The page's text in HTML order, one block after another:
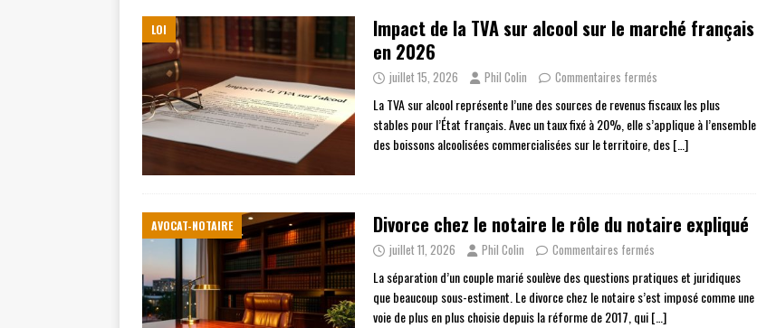
LOI
Impact de la TVA sur alcool sur le marché français
en 2026
juillet 15, 2026 Phil Colin Commentaires fermés
La TVA sur alcool représente l’une des sources de revenus fiscaux les plus
stables pour l’État français. Avec un taux fixé à 20%, elle s’applique à l’ensemble
des boissons alcoolisées commercialisées sur le territoire, des[…]
AVOCAT-NOTAIRE Divorce chez le notaire le rôle du notaire expliqué
juillet 11, 2026 Phil Colin Commentaires fermés
La séparation d’un couple marié soulève des questions pratiques et juridiques
que beaucoup sous-estiment. Le divorce chez le notaire s’est imposé comme une
voie de plus en plus choisie depuis la réforme de 2017, qui[…]